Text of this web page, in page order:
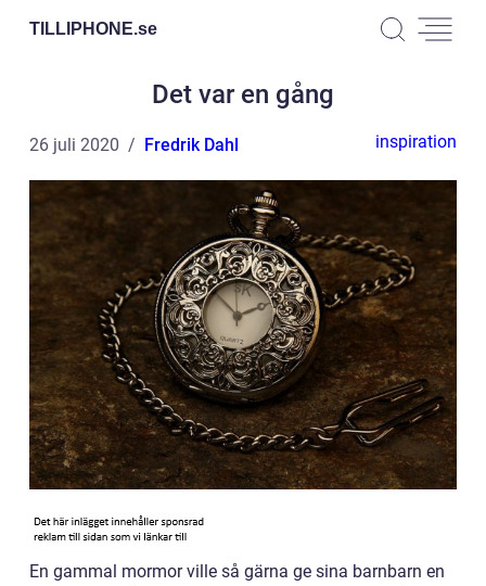
TILLIPHONE.se
Det var en gång
26 juli 2020 Fredrik Dahl inspiration
En gammal mormor ville så gärna ge sina barnbarn en